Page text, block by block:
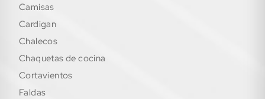
camisas
cardigan
chalecos
chaquetas de cocina
cortavientos
faldas